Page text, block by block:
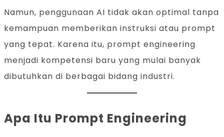
Namun, penggunaan AI tidak akan optimal tanpa
kemampuan memberikan instruksi atau prompt
yang tepat. Karena itu, prompt engineering
menjadi kompetensi baru yang mulai banyak
dibutuhkan di berbagai bidang industri.
Apa Itu Prompt Engineering